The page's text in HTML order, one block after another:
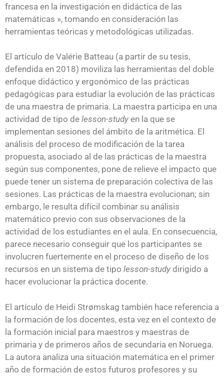
francesa en la investigación en didáctica de las
matemáticas », tomando en consideración las
herramientas teóricas y metodológicas utilizadas.
El artículo de Valérie Batteau (a partir de su tesis,
defendida en 2018) moviliza las herramientas del doble
enfoque didáctico y ergonómico de las prácticas
pedagógicas para estudiar la evolución de las prácticas
de una maestra de primaria. La maestra participa en una
actividad de tipo de lesson-study en la que se
implementan sesiones del ámbito de la aritmética. El
análisis del proceso de modificación de la tarea
propuesta, asociado al de las prácticas de la maestra
según sus componentes, pone de relieve el impacto que
puede tener un sistema de preparación colectiva de las
sesiones. Las prácticas de la maestra evolucionan; sin
embargo, le resulta difícil combinar su análisis
matemático previo con sus observaciones de la
actividad de los estudiantes en el aula. En consecuencia,
parece necesario conseguir que los participantes se
involucren fuertemente en el proceso de diseño de los
recursos en un sistema de tipo lesson-study dirigido a
hacer evolucionar la práctica docente.
El artículo de Heidi Strømskag también hace referencia a
la formación de los docentes, esta vez en el contexto de
la formación inicial para maestros y maestras de
primaria y de primeros años de secundaria en Noruega.
La autora analiza una situación matemática en el primer
año de formación de estos futuros profesores y su